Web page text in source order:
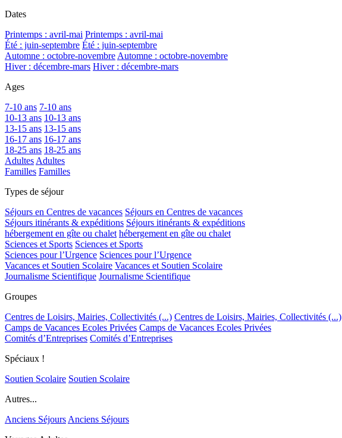
Dates
Printemps : avril-mai Printemps : avril-mai
Été : juin-septembre Été : juin-septembre
Automne : octobre-novembreAutomne : octobre-novembre
Hiver : décembre-mars Hiver : décembre-mars
Ages
7-10 ans 7-10 ans
10-13 ans 10-13 ans
13-15 ans 13-15 ans
16-17 ans 16-17 ans
18-25 ans 18-25 ans
AdultesAdultes
Familles Familles
Types de séjour
Séjours en Centres de vacances Séjours en Centres de vacances
Séjours itinérants & expéditions Séjours itinérants & expéditions
hébergement en gîte ou chalet hébergement en gîte ou chalet
Sciences et Sports Sciences et Sports
Sciences pour l’Urgence Sciences pour l’Urgence
Vacances et Soutien Scolaire Vacances et Soutien Scolaire
Journalisme Scientifique Journalisme Scientifique
Groupes
Centres de Loisirs, Mairies, Collectivités (...) Centres de Loisirs, Mairies, Collectivités (...)
Camps de Vacances Ecoles Privées Camps de Vacances Ecoles Privées
Comités d’Entreprises Comités d’Entreprises
Spéciaux !
Soutien Scolaire Soutien Scolaire
Autres...
Anciens SéjoursAnciens Séjours